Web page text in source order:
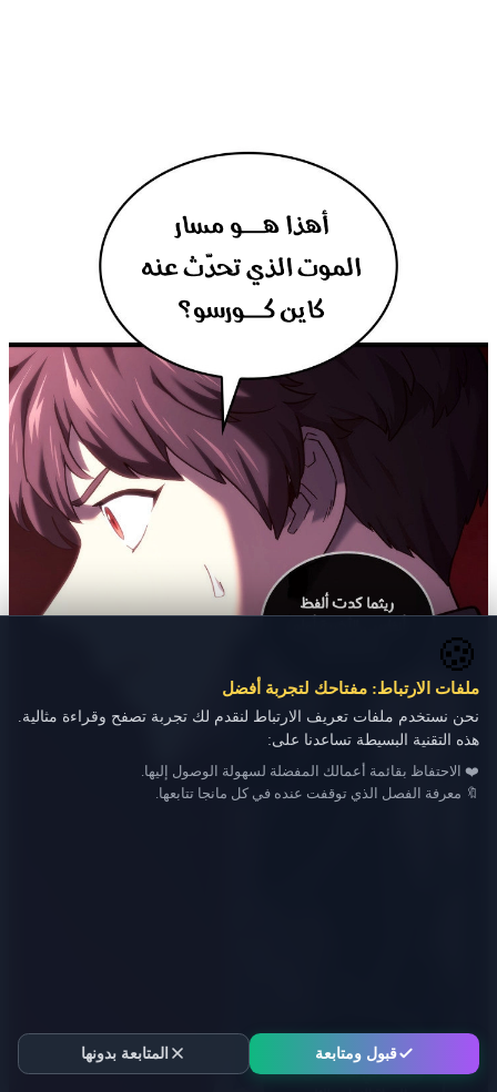
🍪
ملفات الارتباط: مفتاحك لتجربة أفضل
نحن نستخدم ملفات تعريف الارتباط لنقدم لك تجربة تصفح وقراءة مثالية.
هذه التقنية البسيطة تساعدنا على:
❤️ الاحتفاظ بقائمة أعمالك المفضلة لسهولة الوصول إليها.
🔖 معرفة الفصل الذي توقفت عنده في كل مانجا تتابعها.
قبول ومتابعة المتابعة بدونها